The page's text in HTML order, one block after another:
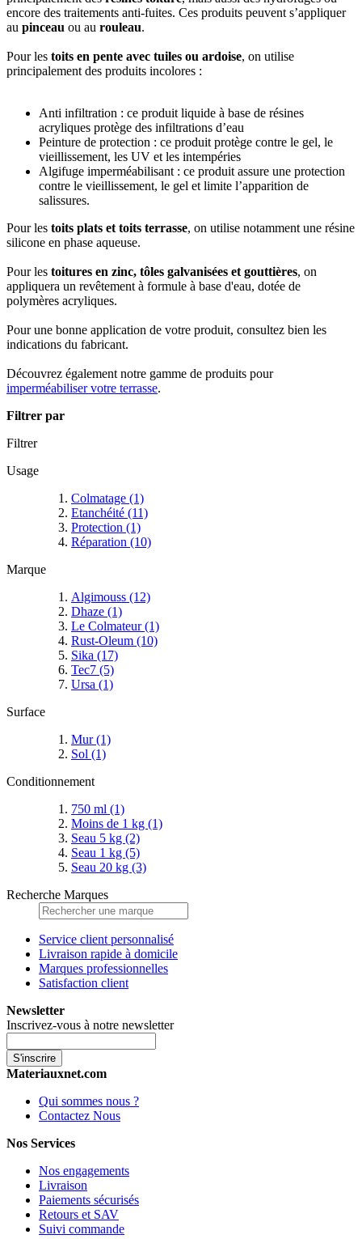
encore des traitements anti-fuites. Ces produits peuvent s’appliquer
au pinceau ou au rouleau.
Pour les toits en pente avec tuiles ou ardoise, on utilise
principalement des produits incolores :
Anti infiltration : ce produit liquide à base de résines
acryliques protège des infiltrations d’eau
Peinture de protection : ce produit protège contre le gel, le
vieillissement, les UV et les intempéries
Algifuge imperméabilisant : ce produit assure une protection
contre le vieillissement, le gel et limite l’apparition de
salissures.
Pour les toits plats et toits terrasse, on utilise notamment une résine
silicone en phase aqueuse.
Pour les toitures en zinc, tôles galvanisées et gouttières, on
appliquera un revêtement à formule à base d'eau, dotée de
polymères acryliques.
Pour une bonne application de votre produit, consultez bien les
indications du fabricant.
Découvrez également notre gamme de produits pour
imperméabiliser votre terrasse.
Filtrer par
Filtrer
Usage
Colmatage (1)
Etanchéité (11)
Protection (1)
Réparation (10)
Marque
Algimouss (12)
Dhaze (1)
Le Colmateur(1)
Rust-Oleum (10)
Sika (17)
Tec7 (5)
Ursa (1)
Surface
Mur(1)
Sol (1)
Conditionnement
750 ml (1)
Moins de 1 kg (1)
Seau 5 kg (2)
Seau 1 kg (5)
Seau 20 kg (3)
Recherche Marques
Service client personnalisé
Livraison rapide à domicile
Marques professionnelles
Satisfaction client
Newsletter
Inscrivez-vous à notre newsletter
S'inscrire
Materiauxnet.com
Qui sommes nous ?
Contactez Nous
Nos Services
Nos engagements
Livraison
Paiements sécurisés
Retours et SAV
Suivi commande